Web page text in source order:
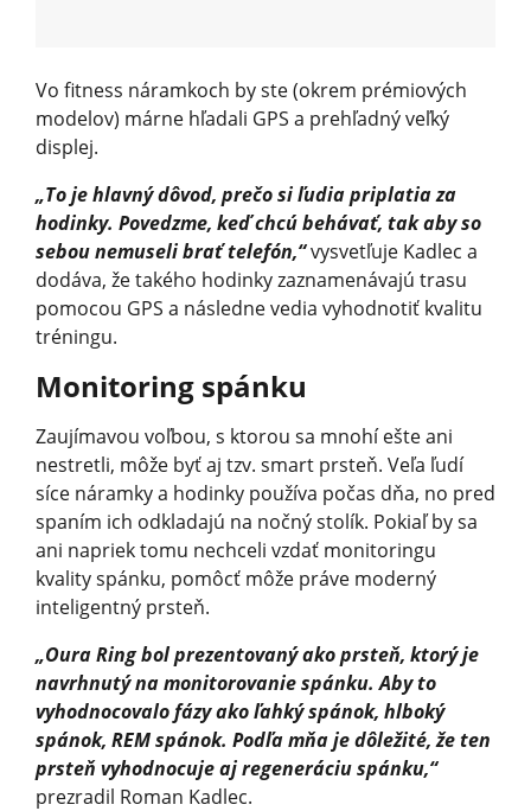
Vo fitness náramkoch by ste (okrem prémiových
modelov) márne hľadali GPS a prehľadný veľký
displej.
„To je hlavný dôvod, prečo si ľudia priplatia za
hodinky. Povedzme, keď chcú behávať, tak aby so
sebou nemuseli brať telefón,“vysvetľuje Kadlec a
dodáva, že takého hodinky zaznamenávajú trasu
pomocou GPS a následne vedia vyhodnotiť kvalitu
tréningu.
Monitoring spánku
Zaujímavou voľbou, s ktorou sa mnohí ešte ani
nestretli, môže byť aj tzv. smart prsteň. Veľa ľudí
síce náramky a hodinky používa počas dňa, no pred
spaním ich odkladajú na nočný stolík. Pokiaľ by sa
ani napriek tomu nechceli vzdať monitoringu
kvality spánku, pomôcť môže práve moderný
inteligentný prsteň.
„Oura Ring bol prezentovaný ako prsteň, ktorý je
navrhnutý na monitorovanie spánku. Aby to
vyhodnocovalo fázy ako ľahký spánok, hlboký
spánok, REM spánok. Podľa mňa je dôležité, že ten
prsteň vyhodnocuje aj regeneráciu spánku,“
prezradil Roman Kadlec.